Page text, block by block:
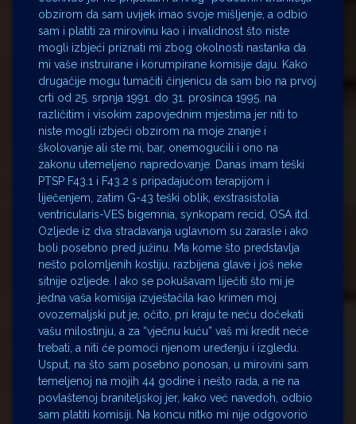
obzirom da sam uvijek imao svoje mišljenje, a odbio
sam i platiti za mirovinu kao i invalidnost što niste
mogli izbjeći priznati mi zbog okolnosti nastanka da
mi vaše instruirane i korumpirane komisije daju. Kako
drugačije mogu tumačiti činjenicu da sam bio na prvoj
crti od 25. srpnja 1991. do 31. prosinca 1995. na
različitim i visokim zapovjednim mjestima jer niti to
niste mogli izbjeći obzirom na moje znanje i
školovanje ali ste mi, bar, onemogućili i ono na
zakonu utemeljeno napredovanje. Danas imam teški
PTSP F43.1 i F43.2 s pripadajućom terapijom i
liječenjem, zatim G-43 teški oblik, exstrasistolia
ventricularis-VES bigemnia, synkopam recid, OSA itd.
Ozljede iz dva stradavanja uglavnom su zarasle i ako
boli posebno pred južinu. Ma kome što predstavlja
nešto polomljenih kostiju, razbijena glave i još neke
sitnije ozljede. I ako se pokušavam liječiti što mi je
jedna vaša komisija izvještačila kao krimen moj
ovozemaljski put je, očito, pri kraju te neću dočekati
vašu milostinju, a za “vječnu kuću” vaš mi kredit neće
trebati, a niti će pomoći njenom uređenju i izgledu.
Usput, na što sam posebno ponosan, u mirovini sam
temeljenoj na mojih 44 godine i nešto rada, a ne na
povlaštenoj braniteljskoj jer, kako već navedoh, odbio
sam platiti komisiji. Na koncu nitko mi nije odgovorio